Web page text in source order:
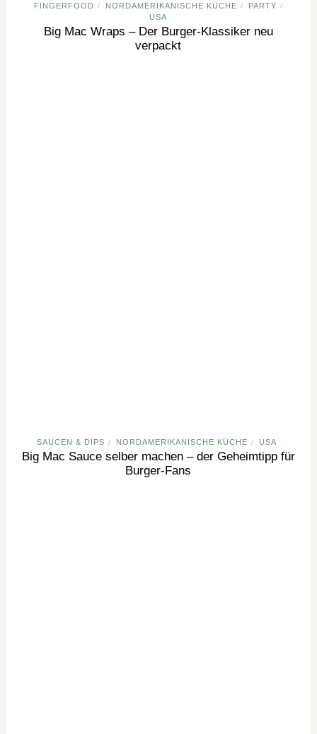
FINGERFOOD / NORDAMERIKANISCHE KÜCHE / PARTY /
USA
Big Mac Wraps – Der Burger-Klassiker neu
verpackt
SAUCEN & DIPS / NORDAMERIKANISCHE KÜCHE / USA
Big Mac Sauce selber machen – der Geheimtipp für
Burger-Fans